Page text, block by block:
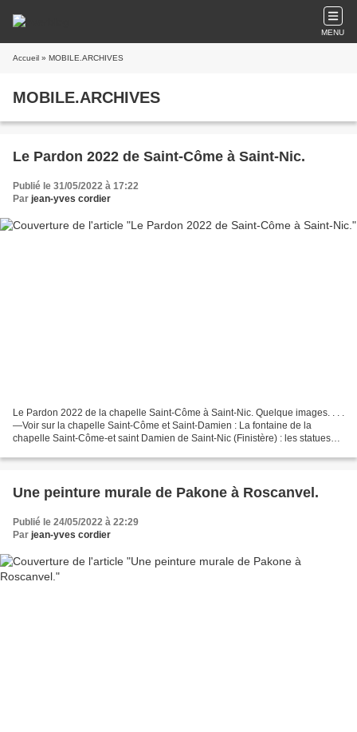
MENU
Accueil » MOBILE.ARCHIVES
MOBILE.ARCHIVES
Le Pardon 2022 de Saint-Côme à Saint-Nic.
Publié le 31/05/2022 à 17:22
Par jean-yves cordier
Le Pardon 2022 de la chapelle Saint-Côme à Saint-Nic. Quelque images. . . .
—Voir sur la chapelle Saint-Côme et Saint-Damien : La fontaine de la
chapelle Saint-Côme-et saint Damien de Saint-Nic (Finistère) : les statues
Une peinture murale de Pakone à Roscanvel.
Publié le 24/05/2022 à 22:29
Par jean-yves cordier